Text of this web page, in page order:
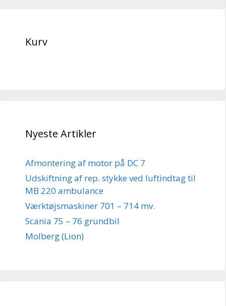
Kurv
Nyeste Artikler
Afmontering af motor på DC 7
Udskiftning af rep. stykke ved luftindtag til
MB 220 ambulance
Værktøjsmaskiner 701 – 714 mv.
Scania 75 – 76 grundbil
Molberg (Lion)